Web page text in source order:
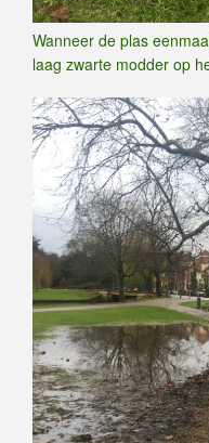
Wanneer de plas
laag zwarte modder op